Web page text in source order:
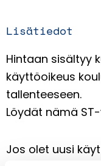
Lisätiedot
Hintaan sisältyy
käyttöoikeus
tallenteeseen.
Löydät nämä
Jos olet uusi